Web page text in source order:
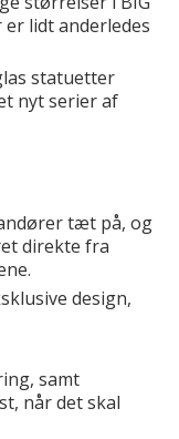
er lidt anderledes
statuetter
nyt serier af
tæt på, og
direkte fra
design,
samt
når det skal